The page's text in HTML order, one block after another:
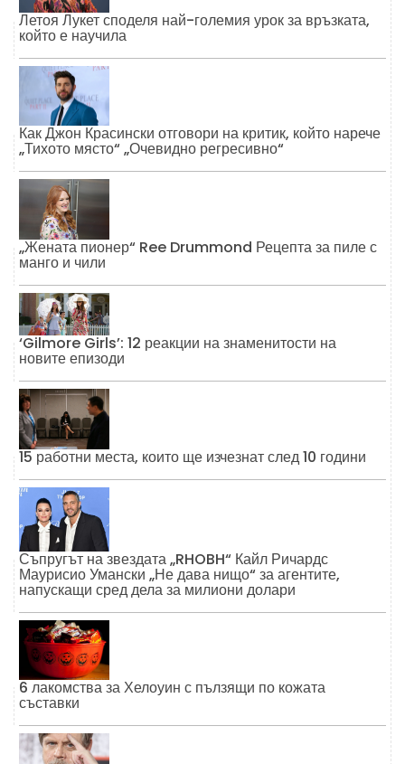
Летоя Лукет споделя най-големия урок за връзката,
който е научила
Как Джон Красински отговори на критик, който нарече
„Тихото място“ „Очевидно регресивно“
„Жената пионер“ Ree Drummond Рецепта за пиле с
манго и чили
‘Gilmore Girls’: 12 реакции на знаменитости на
новите епизоди
15 работни места, които ще изчезнат след 10 години
Съпругът на звездата „RHOBH“ Кайл Ричардс
Маурисио Умански „Не дава нищо“ за агентите,
напускащи сред дела за милиони долари
6 лакомства за Хелоуин с пълзящи по кожата
съставки